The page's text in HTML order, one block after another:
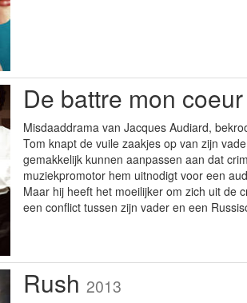
De battre mon
Misdaaddrama van Jacques Audiard,
Tom knapt de vuile zaakjes op van zijn
gemakkelijk kunnen aanpassen aan dat
muziekpromotor hem uitnodigt voor een
Maar hij heeft het moeilijker om zich uit de
een conflict tussen zijn vader en een
Rush 2013